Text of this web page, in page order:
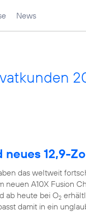
News
12,9-
das weltweit
A10X Fusion
ab heute bei O2
damit in ein